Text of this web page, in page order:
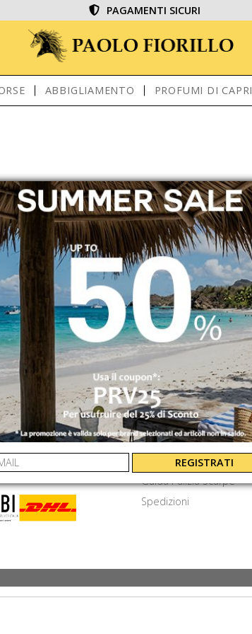
PAGAMENTI SICURI
ABBIGLIAMENTO PROFUMI DI CAPRI
INVIA ⟩
EXTRA
Cookie e privacy
Termini e Condizioni
Lavora Con Noi
Guida Pulizia Scarpe
Spedizioni
REGISTRATI